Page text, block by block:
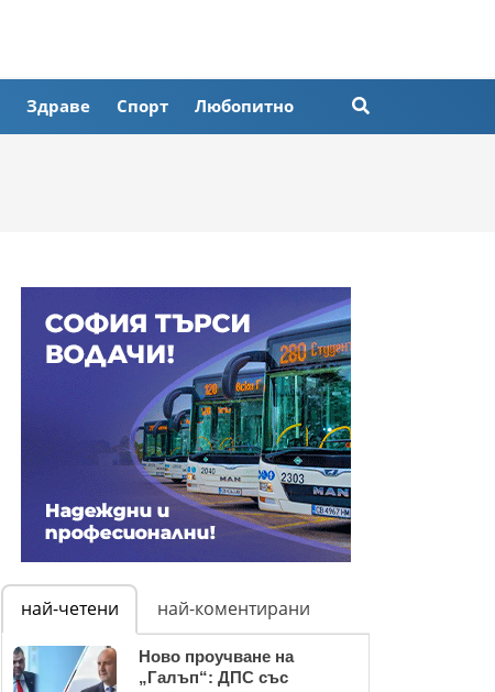
Здраве Спорт Любопитно
най-четени най-коментирани
Ново проучване на
„Галъп“: ДПС със